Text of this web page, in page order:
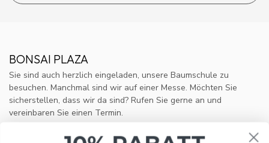
BONSAI PLAZA
Sie sind auch herzlich eingeladen, unsere Baumschule zu
besuchen. Manchmal sind wir auf einer Messe. Möchten Sie
sicherstellen, dass wir da sind? Rufen Sie gerne an und
vereinbaren Sie einen Termin.
Omloop 4